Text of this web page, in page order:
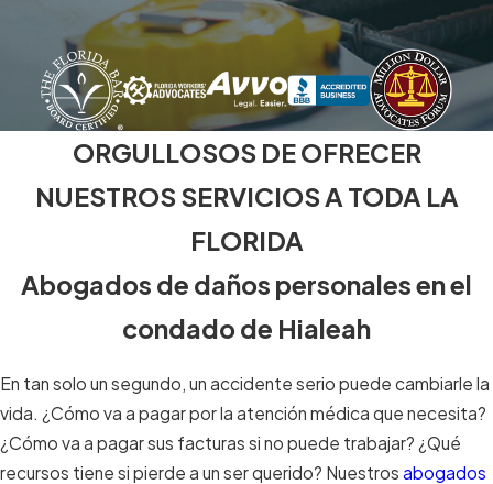
ORGULLOSOS DE OFRECER
NUESTROS SERVICIOS A TODA LA
FLORIDA
Abogados de daños personales en el
condado de Hialeah
En tan solo un segundo, un accidente serio puede cambiarle la
vida. ¿Cómo va a pagar por la atención médica que necesita?
¿Cómo va a pagar sus facturas si no puede trabajar? ¿Qué
recursos tiene si pierde a un ser querido? Nuestros abogados